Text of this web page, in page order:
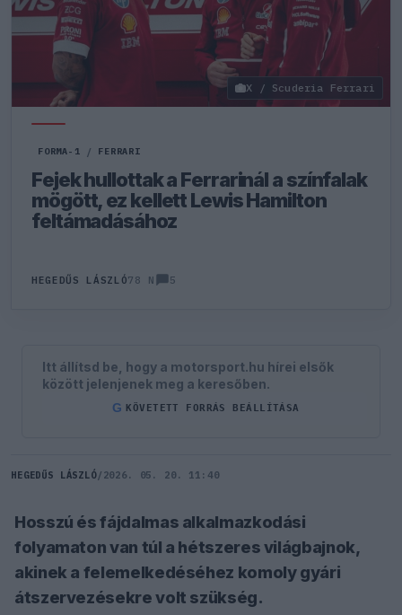
X / Scuderia Ferrari
FORMA-1 / FERRARI
Fejek hullottak a Ferrarinál a színfalak
mögött, ez kellett Lewis Hamilton
feltámadásához
HEGEDŰS LÁSZLÓ78 N 5
Itt állítsd be, hogy a motorsport.hu hírei elsők
között jelenjenek meg a keresőben.
G KÖVETETT FORRÁS BEÁLLÍTÁSA
HEGEDŰS LÁSZLÓ/ 2026. 05. 20. 11:40
Hosszú és fájdalmas alkalmazkodási
folyamaton van túl a hétszeres világbajnok,
akinek a felemelkedéséhez komoly gyári
átszervezésekre volt szükség.